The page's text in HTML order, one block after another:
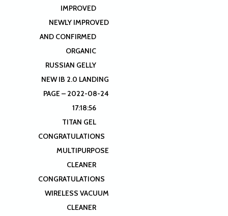
IMPROVED
NEWLY IMPROVED
AND CONFIRMED
ORGANIC
RUSSIAN GELLY
NEW IB 2.0 LANDING
PAGE – 2022-08-24
17:18:56
TITAN GEL
CONGRATULATIONS
MULTIPURPOSE
CLEANER
CONGRATULATIONS
WIRELESS VACUUM
CLEANER